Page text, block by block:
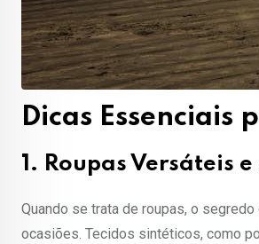
Dicas
1. Roupas Versáteis
Quando se trata de roupas, o
ocasiões. Tecidos sintéticos, como